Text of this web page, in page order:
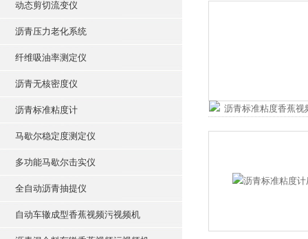
动态剪切流变仪
沥青压力老化系统
纤维吸油率测定仪
沥青无核密度仪
沥青标准粘度计
马歇尔稳定度测定仪
多功能马歇尔击实仪
全自动沥青抽提仪
自动车辙成型香蕉视频污视频机